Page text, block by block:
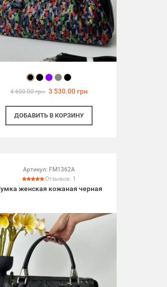
4 600.00 грн 3 530.00 грн
ДОБАВИТЬ В КОРЗИНУ
Артикул: FM1362A
Отзывов: 1
женская кожаная черная